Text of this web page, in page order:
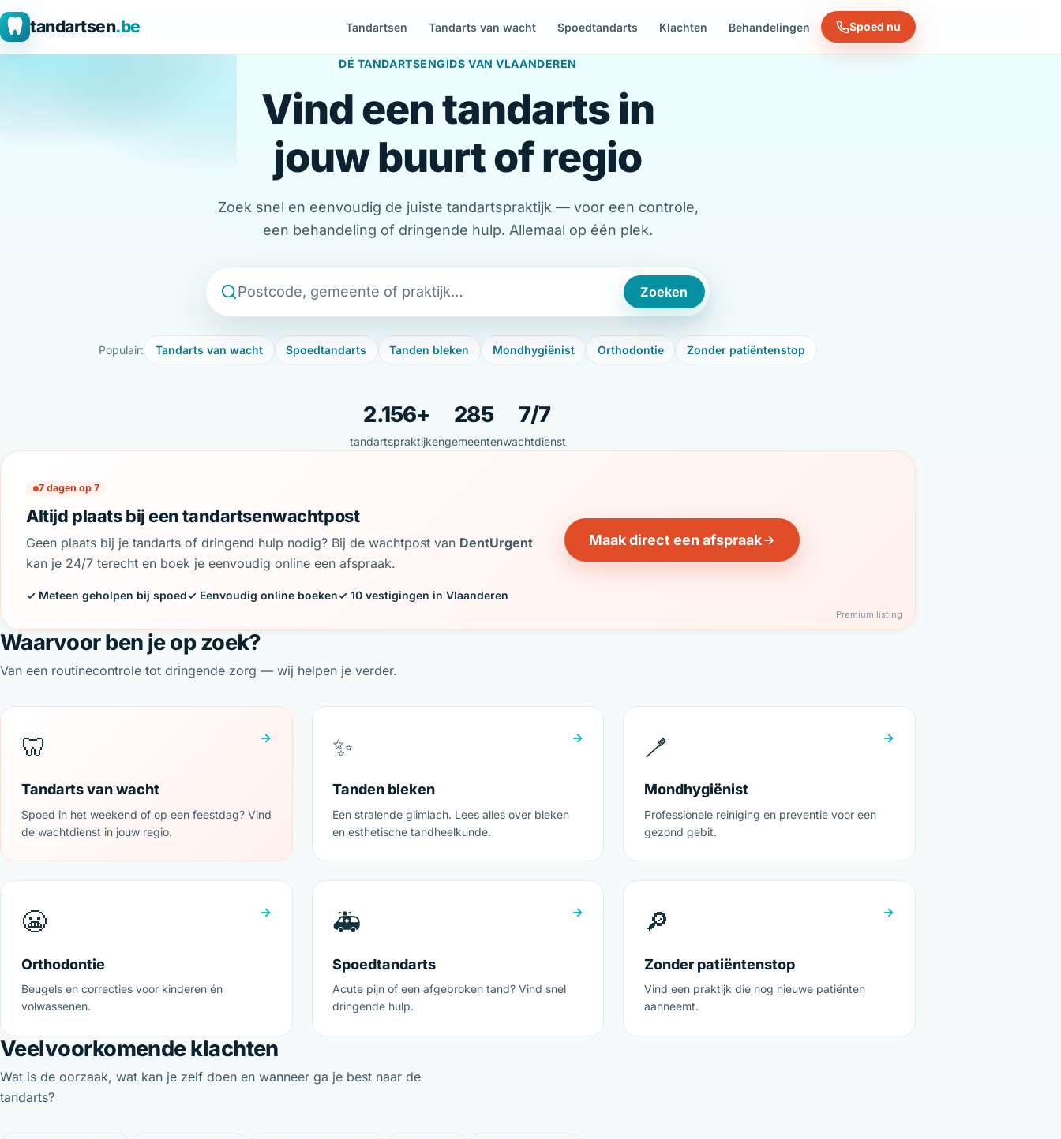
tandartsen.be Tandartsen Tandarts van wacht Spoedtandarts Klachten Behandelingen Spoed nu
DÉ TANDARTSENGIDS VAN VLAANDEREN
Vind een tandarts in
jouw buurt of regio
Zoek snel en eenvoudig de juiste tandartspraktijk — voor een controle,
een behandeling of dringende hulp. Allemaal op één plek.
Zoeken
Populair: Tandarts van wacht Spoedtandarts Tanden bleken Mondhygiënist Orthodontie Zonder patiëntenstop
2.156+
tandartspraktijken
285
gemeenten
7/7
wachtdienst
7 dagen op 7
Altijd plaats bij een tandartsenwachtpost
Geen plaats bij je tandarts of dringend hulp nodig? Bij de wachtpost van DentUrgent
kan je 24/7 terecht en boek je eenvoudig online een afspraak.
✓ Meteen geholpen bij spoed✓ Eenvoudig online boeken✓ 10 vestigingen in Vlaanderen
Maak direct een afspraak
Premium listing
Waarvoor ben je op zoek?
Van een routinecontrole tot dringende zorg — wij helpen je verder.
🦷
Tandarts van wacht
Spoed in het weekend of op een feestdag? Vind
de wachtdienst in jouw regio.
→ ✨
Tanden bleken
Een stralende glimlach. Lees alles over bleken
en esthetische tandheelkunde.
→ 🪥
Mondhygiënist
Professionele reiniging en preventie voor een
gezond gebit.
→
😬
Orthodontie
Beugels en correcties voor kinderen én
volwassenen.
→ 🚑
Spoedtandarts
Acute pijn of een afgebroken tand? Vind snel
dringende hulp.
→ 🔎
Zonder patiëntenstop
Vind een praktijk die nog nieuwe patiënten
aanneemt.
→
Veelvoorkomende klachten
Wat is de oorzaak, wat kan je zelf doen en wanneer ga je best naar de
tandarts?